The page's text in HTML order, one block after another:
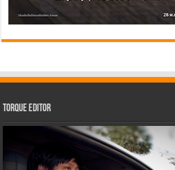
Torque Editor